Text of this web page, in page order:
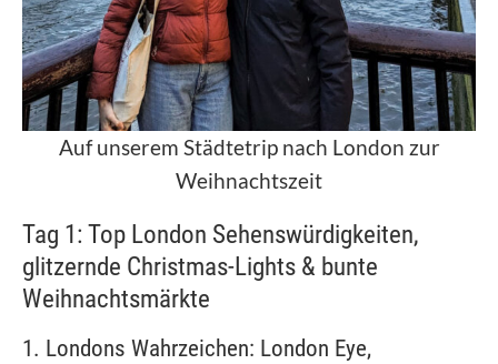
Auf unserem Städtetrip nach London zur
Weihnachtszeit
Tag 1: Top London Sehenswürdigkeiten,
glitzernde Christmas-Lights & bunte
Weihnachtsmärkte
1. Londons Wahrzeichen: London Eye,